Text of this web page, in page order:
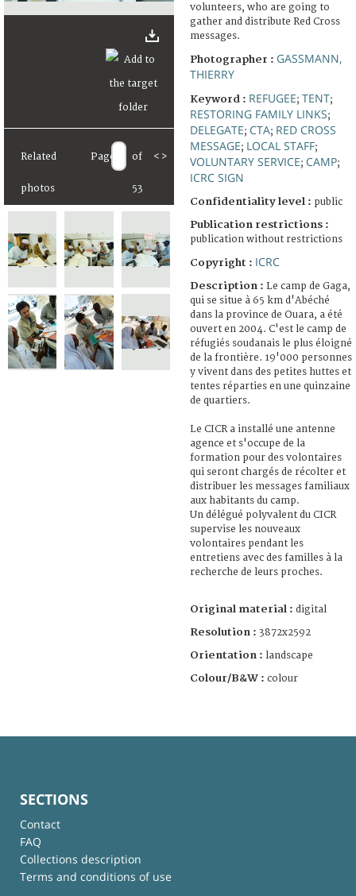
Related
photos
Page of
53
< >
volunteers, who are going to
gather and distribute Red Cross
messages.
Photographer : GASSMANN,
THIERRY
Keyword : REFUGEE; TENT;
RESTORING FAMILY LINKS;
DELEGATE; CTA; RED CROSS
MESSAGE; LOCAL STAFF;
VOLUNTARY SERVICE; CAMP;
ICRC SIGN
Confidentiality level : public
Publication restrictions :
publication without restrictions
Copyright : ICRC
Description : Le camp de Gaga,
qui se situe à 65 km d'Abéché
dans la province de Ouara, a été
ouvert en 2004. C'est le camp de
réfugiés soudanais le plus éloigné
de la frontière. 19'000 personnes
y vivent dans des petites huttes et
tentes réparties en une quinzaine
de quartiers.
Le CICR a installé une antenne
agence et s'occupe de la
formation pour des volontaires
qui seront chargés de récolter et
distribuer les messages familiaux
aux habitants du camp.
Un délégué polyvalent du CICR
supervise les nouveaux
volontaires pendant les
entretiens avec des familles à la
recherche de leurs proches.
Original material : digital
Resolution : 3872x2592
Orientation : landscape
Colour/B&W : colour
SECTIONS
Contact
FAQ
Collections description
Terms and conditions of use